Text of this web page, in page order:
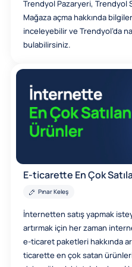
Trendyol Pazaryeri, Trendyol
Mağaza açma hakkında
inceleyebilir ve Trendyol’da
bulabilirsiniz.
E-ticarette En Çok
Pınar Keleş
İnternetten satış yapmak
artırmak için her zaman
e-ticaret paketleri hakkında
ticarette en çok satan